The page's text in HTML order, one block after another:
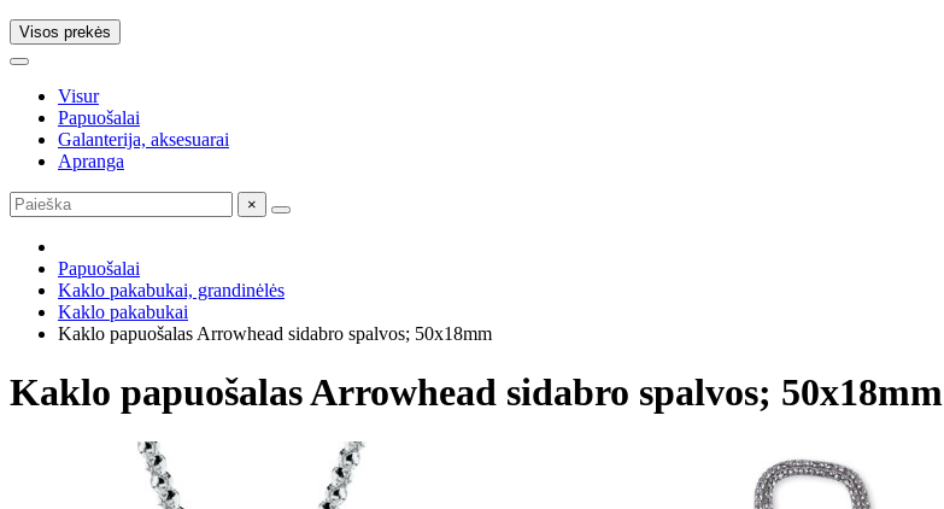
Visos prekės
Visur
Papuošalai
Galanterija, aksesuarai
Apranga
×
Papuošalai
Kaklo pakabukai, grandinėlės
Kaklo pakabukai
Kaklo papuošalas Arrowhead sidabro spalvos; 50x18mm
Kaklo papuošalas Arrowhead sidabro spalvos; 50x18mm